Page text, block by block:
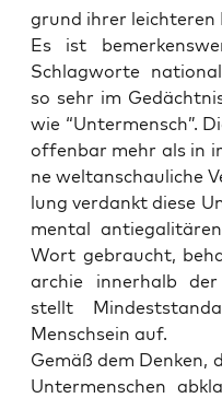
grund ihrer leich­te­ren
Es ist
Schlag­wor­te
so sehr im
wie “Unter­mensch”.
offen­bar mehr als in
ne welt­an­schau­li­che
lung ver­dankt die­se
men­tal
Wort gebraucht,
ar­chie inner­halb
stellt
Mensch­sein auf.
Gemäß dem Den­ken,
Unter­men­schen